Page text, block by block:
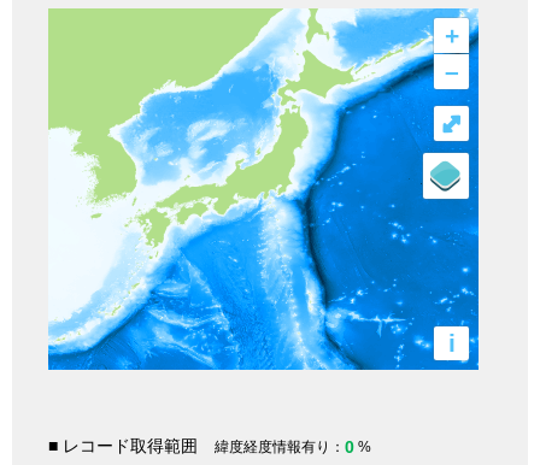
+
–
i
⤢
■ レコード取得範囲 緯度経度情報有り： 0 %